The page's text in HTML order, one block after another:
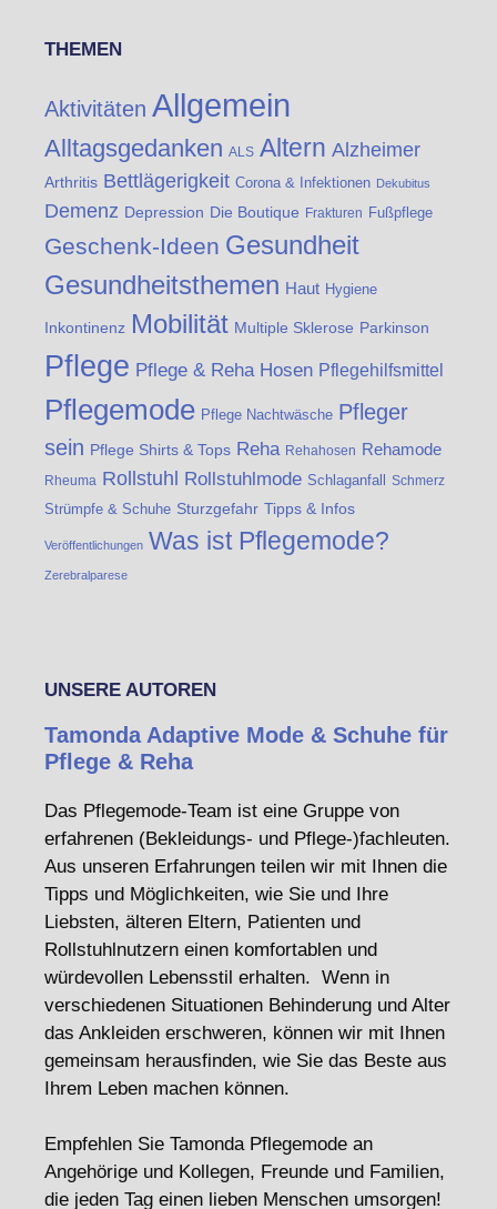
THEMEN
Aktivitäten Allgemein
Alltagsgedanken ALS Altern Alzheimer
Arthritis Bettlägerigkeit Corona & Infektionen Dekubitus
Demenz Depression Die Boutique Frakturen Fußpflege
Geschenk-Ideen Gesundheit
Gesundheitsthemen Haut Hygiene
Inkontinenz Mobilität Multiple Sklerose Parkinson
Pflege Pflege & Reha Hosen Pflegehilfsmittel
Pflegemode Pflege Nachtwäsche Pfleger
sein Pflege Shirts & Tops Reha Rehahosen Rehamode
Rheuma Rollstuhl Rollstuhlmode Schlaganfall Schmerz
Strümpfe & Schuhe Sturzgefahr Tipps & Infos
Veröffentlichungen Was ist Pflegemode?
Zerebralparese
UNSERE AUTOREN
Tamonda Adaptive Mode & Schuhe für
Pflege & Reha
Das Pflegemode-Team ist eine Gruppe von
erfahrenen (Bekleidungs- und Pflege-)fachleuten.
Aus unseren Erfahrungen teilen wir mit Ihnen die
Tipps und Möglichkeiten, wie Sie und Ihre
Liebsten, älteren Eltern, Patienten und
Rollstuhlnutzern einen komfortablen und
würdevollen Lebensstil erhalten. Wenn in
verschiedenen Situationen Behinderung und Alter
das Ankleiden erschweren, können wir mit Ihnen
gemeinsam herausfinden, wie Sie das Beste aus
Ihrem Leben machen können.
Empfehlen Sie Tamonda Pflegemode an
Angehörige und Kollegen, Freunde und Familien,
die jeden Tag einen lieben Menschen umsorgen!